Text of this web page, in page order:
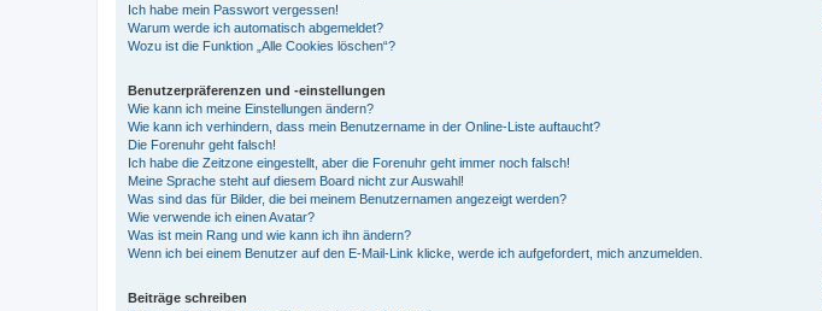
Ich habe mein Passwort vergessen!
Warum werde ich automatisch abgemeldet?
Wozu ist die Funktion „Alle Cookies löschen“?
Benutzerpräferenzen und -einstellungen
Wie kann ich meine Einstellungen ändern?
Wie kann ich verhindern, dass mein Benutzername in der Online-Liste auftaucht?
Die Forenuhr geht falsch!
Ich habe die Zeitzone eingestellt, aber die Forenuhr geht immer noch falsch!
Meine Sprache steht auf diesem Board nicht zur Auswahl!
Was sind das für Bilder, die bei meinem Benutzernamen angezeigt werden?
Wie verwende ich einen Avatar?
Was ist mein Rang und wie kann ich ihn ändern?
Wenn ich bei einem Benutzer auf den E-Mail-Link klicke, werde ich aufgefordert, mich anzumelden.
Beiträge schreiben